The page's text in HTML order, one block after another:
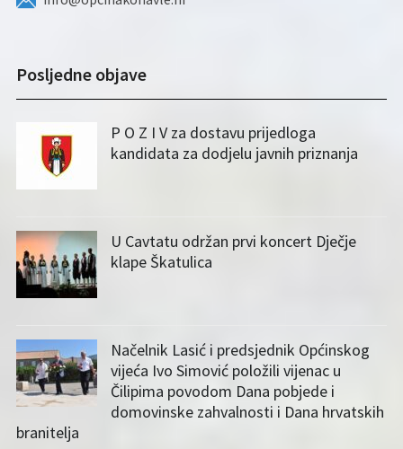
Posljedne objave
P O Z I V za dostavu prijedloga
kandidata za dodjelu javnih priznanja
U Cavtatu održan prvi koncert Dječje
klape Škatulica
Načelnik Lasić i predsjednik Općinskog
vijeća Ivo Simović položili vijenac u
Čilipima povodom Dana pobjede i
domovinske zahvalnosti i Dana hrvatskih
branitelja